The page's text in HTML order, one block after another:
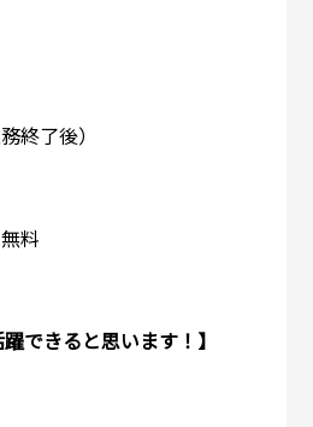
終了後）
料
躍できると思います！】